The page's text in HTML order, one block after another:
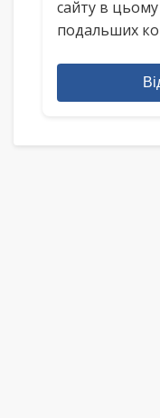
сайту в цьому
подальших